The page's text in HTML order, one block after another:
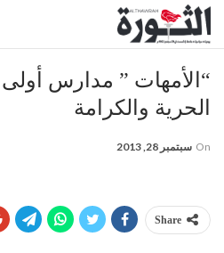
“الأمهات ” مدارس أولى
الحرية والكرامة
On سبتمبر 28, 2013
Share